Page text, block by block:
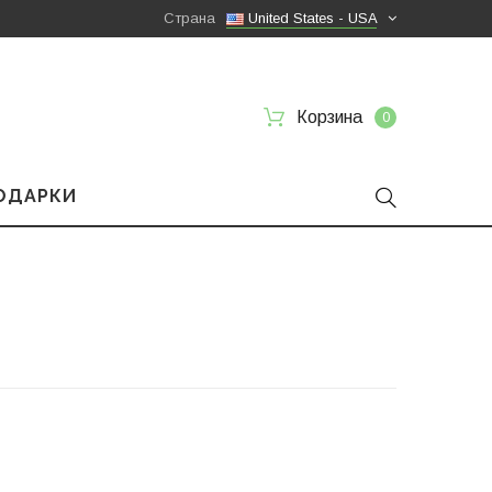
United States - USA
Страна
Корзина 0